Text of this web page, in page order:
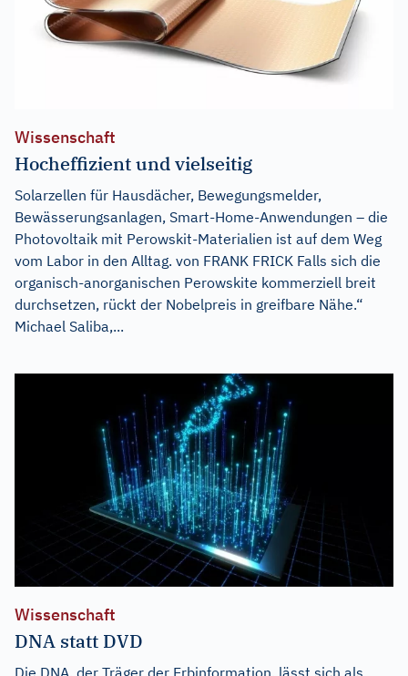
Wissenschaft
Hocheffizient und vielseitig
Solarzellen für Hausdächer, Bewegungsmelder,
Bewässerungsanlagen, Smart-Home-Anwendungen – die
Photovoltaik mit Perowskit-Materialien ist auf dem Weg
vom Labor in den Alltag. von FRANK FRICK Falls sich die
organisch-anorganischen Perowskite kommerziell breit
durchsetzen, rückt der Nobelpreis in greifbare Nähe.“
Michael Saliba,...
Wissenschaft
DNA statt DVD
Die DNA, der Träger der Erbinformation, lässt sich als